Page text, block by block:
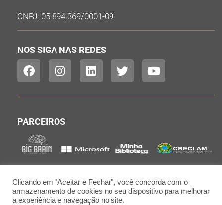
CNPJ: 05.894.369/0001-09
NOS SIGA NAS REDES
PARCEIROS
Clicando em "Aceitar e Fechar", você concorda com o
armazenamento de cookies no seu dispositivo para melhorar
a experiência e navegação no site.